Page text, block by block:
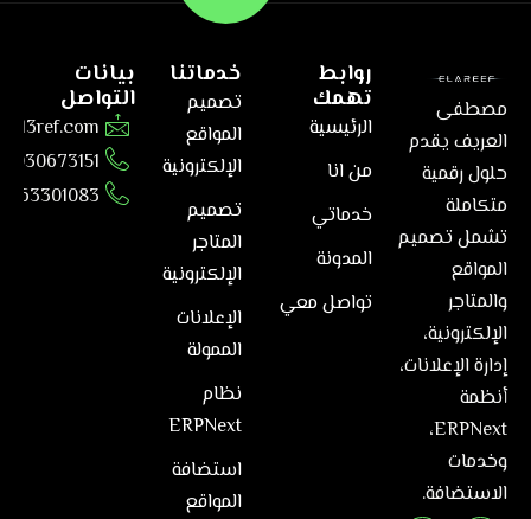
مصطفى
العريف يقدم
حلول رقمية
متكاملة
تشمل تصميم
المواقع
والمتاجر
الإلكترونية،
إدارة الإعلانات،
أنظمة
ERPNext،
وخدمات
الاستضافة.
روابط
تهمك
الرئيسية
من انا
خدماتي
المدونة
تواصل معي
خدماتنا
تصميم
المواقع
الإلكترونية
تصميم
المتاجر
الإلكترونية
الإعلانات
الممولة
نظام
ERPNext
استضافة
المواقع
بيانات
التواصل